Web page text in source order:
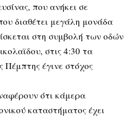
που ανήκει σε
διαθέτει μεγάλη μονάδα
στη συμβολή των οδών
στις 4:30 τα
έγινε στόχος
ότι κάμερα
καταστήματος έχει